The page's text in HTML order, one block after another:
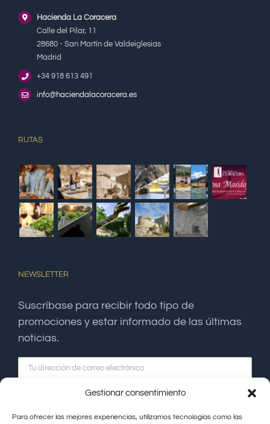
Gestionar consentimiento
Para ofrecer las mejores experiencias, utilizamos tecnologías como las
Hacienda La Coracera
Calle del Pilar, 11
28680 - San Martín de Valdeiglesias
Madrid
+34 918 613 491
info@haciendalacoracera.es
RUTAS
NEWSLETTER
Suscríbase para recibir todo tipo de
promociones y estar informado de las últimas
noticias.